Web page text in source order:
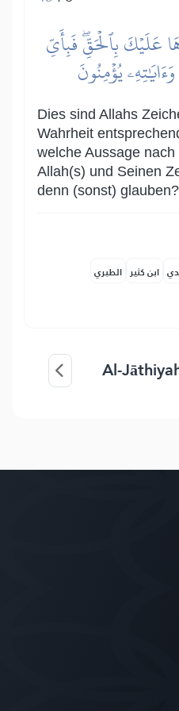
عَلَيۡكَ بِٱلۡحَقِّۖ فَبِأَيِّ
يُؤۡمِنُونَ
Dies sind Allahs
Wahrheit
welche Aussage
Allah(s) und Seinen
denn (sonst) glauben?
ابن كثير الطبري
Al-